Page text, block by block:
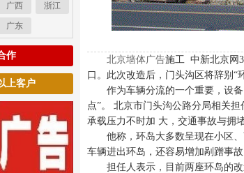
广西 浙江
广东
作
上客户
北京墙体广告施工 中新北京网
口。此次改造后，门头沟区将辞别“
作为车辆分流的一个重要，设备
点”。 北京市门头沟公路分局相关
承载压力不时加 大，交通事故与拥
他称，环岛大多数呈现在小区、
车辆进出环岛，还容易增加剐蹭事
担任人表示，目前两座环岛的改